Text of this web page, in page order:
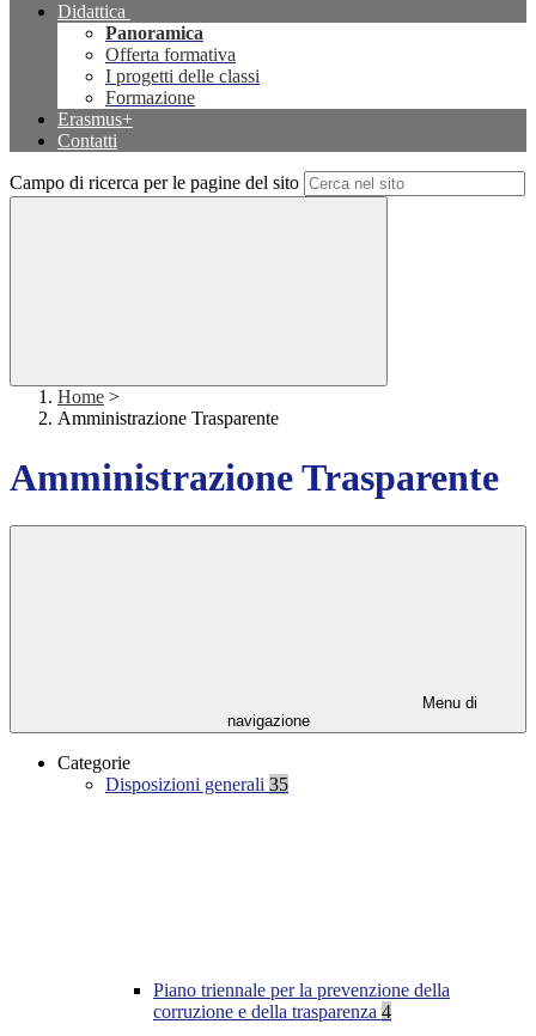
Didattica
Panoramica
Offerta formativa
I progetti delle classi
Formazione
Erasmus+
Contatti
Campo di ricerca per le pagine del sito
Home >
Amministrazione Trasparente
Amministrazione Trasparente
Menu di
navigazione
Categorie
Disposizioni generali 35
Piano triennale per la prevenzione della
corruzione e della trasparenza 4